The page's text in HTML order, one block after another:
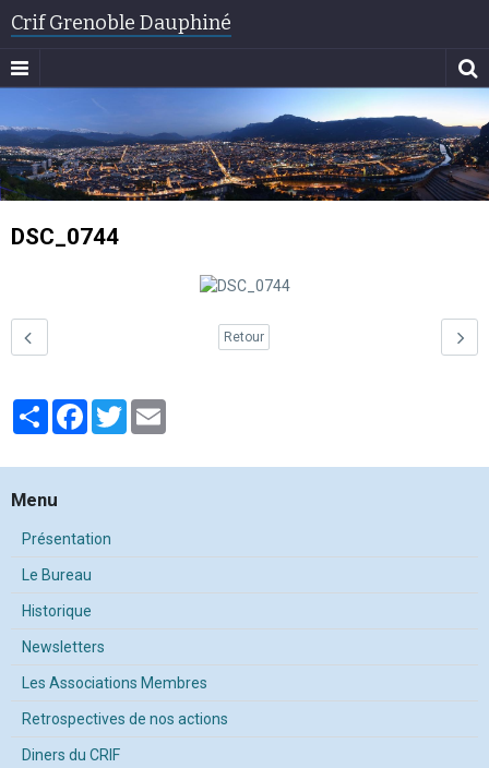
Crif Grenoble Dauphiné
DSC_0744
Retour
PartagerFacebook
Twitter
Menu
Présentation
Le Bureau
Historique
Newsletters
Les Associations Membres
Retrospectives de nos actions
Diners du CRIF